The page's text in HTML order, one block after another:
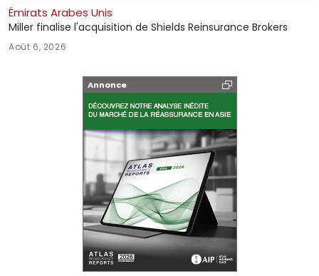
Émirats Arabes Unis
Miller finalise l'acquisition de Shields Reinsurance Brokers
Août 6, 2026
Annonce